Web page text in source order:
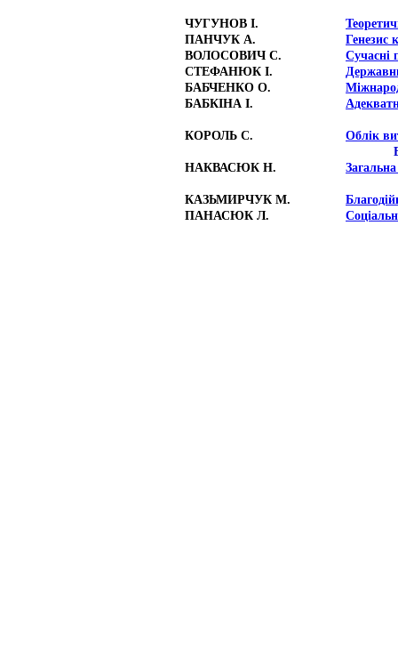
ЧУГУНОВ І.
ПАНЧУК А.
Генезис
ВОЛОСОВИЧ С.
Сучасні
СТЕФАНЮК І.
БАБЧЕНКО О.
БАБКІНА І.
КОРОЛЬ С.
Облік
НАКВАСЮК Н.
КАЗЬМИРЧУК М.
ПАНАСЮК Л.